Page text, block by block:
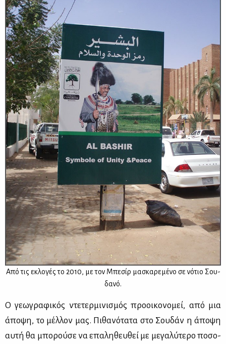
Από τις εκλο­γές το 2010, με τον Μπε­σίρ μα­σκα­ρε­μέ­νο σε νό­τιο Σου­
δα­νό.
Ο γε­ω­γρα­φι­κός ντε­τερ­μι­νι­σμός προ­οι­κο­νο­μεί, από μια
άπο­ψη, το μέλ­λον μας. Πι­θα­νό­τα­τα στο Σου­δάν η άπο­ψη
αυ­τή θα μπο­ρού­σε να επα­λη­θευ­θεί με με­γα­λύ­τε­ρο πο­σο­